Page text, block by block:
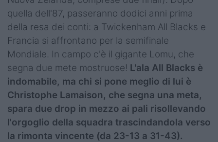
quella dell'87, passeranno dodici anni prima
della resa dei conti: a Twickenham All Blacks e
Francia si affrontano per la semifinale
Mondiale. In campo c'è il gigante Lomu, che
segna due mete mostruose! L'ala All Blacks è
indomabile, ma chi si pone meglio di lui è
Christophe Lamaison, che segna una meta,
spara due drop in mezzo ai pali risollevando
l'orgoglio della squadra trascindandola verso
la rimonta vincente (da 23-13 a 31-43).